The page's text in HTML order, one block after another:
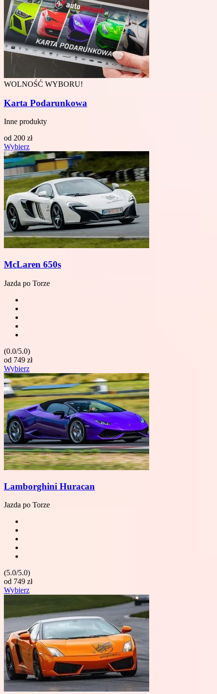
WOLNOŚĆ WYBORU!
Karta Podarunkowa
Inne produkty
od 200 zł
Wybierz
McLaren 650s
Jazda po Torze
(0.0/5.0)
od 749 zł
Wybierz
Lamborghini Huracan
Jazda po Torze
(5.0/5.0)
od 749 zł
Wybierz